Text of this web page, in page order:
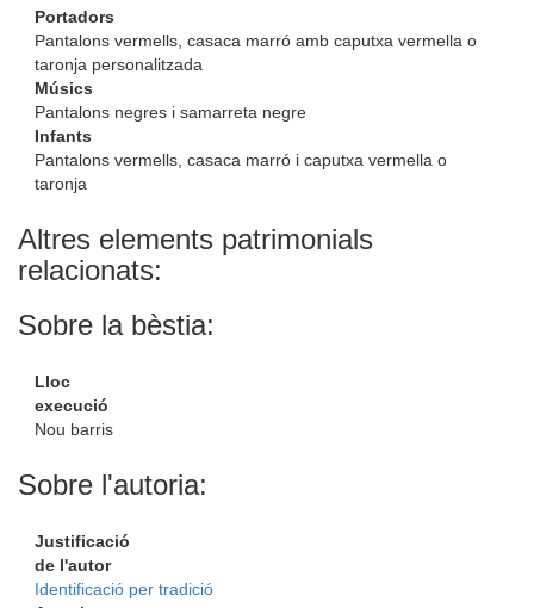
Portadors
Pantalons vermells, casaca marró amb caputxa vermella o
taronja personalitzada
Músics
Pantalons negres i samarreta negre
Infants
Pantalons vermells, casaca marró i caputxa vermella o
taronja
Altres elements patrimonials
relacionats:
Sobre la bèstia:
Lloc
execució
Nou barris
Sobre l'autoria:
Justificació
de l'autor
Identificació per tradició